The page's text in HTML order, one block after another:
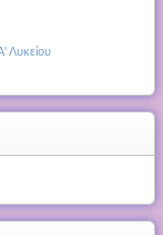
Λυκείου